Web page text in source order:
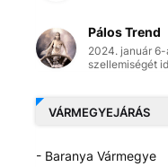
Pálos Trend
2024. január
szellemiségét
VÁRMEGYEJÁRÁS
- Baranya Vármegye